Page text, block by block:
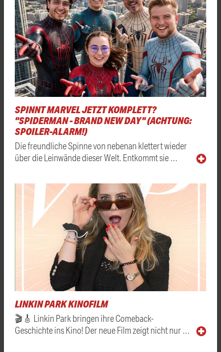
SPINNT MARVEL JETZT KOMPLETT?
"SPIDERMAN - BRAND NEW DAY" (ACHTUNG:
SPOILER-ALARM!)
Die freundliche Spinne von nebenan klettert wieder
über die Leinwände dieser Welt. Entkommt sie …
LINKIN PARK KINOFILM
🎬🎸 Linkin Park bringen ihre Comeback-
Geschichte ins Kino! Der neue Film zeigt nicht nur …